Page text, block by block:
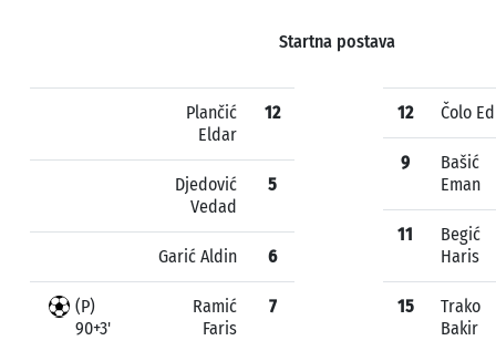
Startna postava
Plančić
Eldar
12
Djedović
Vedad
5
Garić Aldin 6
(P)
90+3'
Ramić
Faris
7
12 Čolo
9
Bašić
Eman
11
Begić
Haris
15
Trako
Bakir